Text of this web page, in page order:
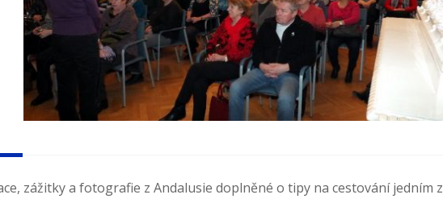
zážitky a fotografie z Andalusie doplněné o tipy na cestování jedním z